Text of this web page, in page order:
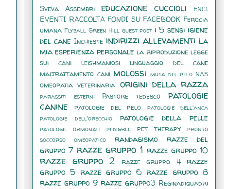
Sveva Assembri
educazione cuccioli ENCI
EVENTI RACCOLTA FONDI SU FACEBOOK Ferocia
umana Flyball Green Hill guest post i 5 sensi igiene
del cane Inchieste indirizzi allevamenti La
mia esperienza personale la riproduzione legge
sui cani
leishmaniosi
linguaggio del cane
maltrattamento cani molossi muta del pelo NAS
omeopatia veterinaria origini della razza
parassiti esterni Pastore tedesco
patologie
canine
patologie del pelo
patologie dell'anca
patologie dell'orecchio
patologie della pelle
patologie ormonali pedigree pet therapy
pronto
soccorso omeopatico
randagismo
razze del
gruppo 7 razze gruppo 1 razze gruppo 10
razze gruppo 2 razze gruppo 4
razze
gruppo 5 razze gruppo 6 razze gruppo 8
razze gruppo 9 razze gruppo3 Reginadiquadri